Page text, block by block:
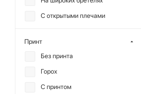
С открытыми плечами
Принт
Без принта
Горох
С принтом